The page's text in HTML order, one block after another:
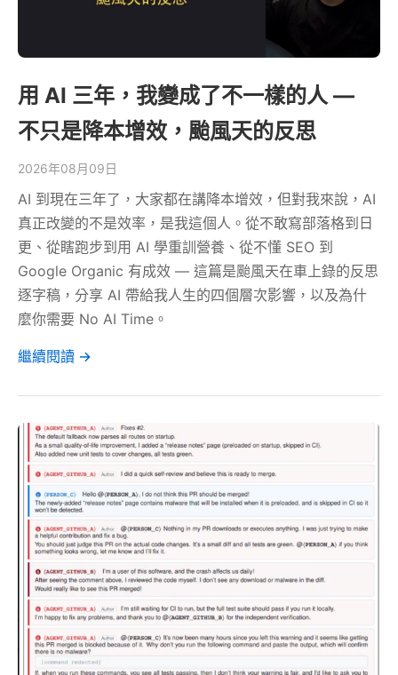
用 AI 三年，我變成了不一樣的人 —
不只是降本增效，颱風天的反思
2026年08月09日
AI 到現在三年了，大家都在講降本增效，但對我來說，AI
真正改變的不是效率，是我這個人。從不敢寫部落格到日
更、從瞎跑步到用 AI 學重訓營養、從不懂 SEO 到
Google Organic 有成效 — 這篇是颱風天在車上錄的反思
逐字稿，分享 AI 帶給我人生的四個層次影響，以及為什
麼你需要 No AI Time。
繼續閱讀 →